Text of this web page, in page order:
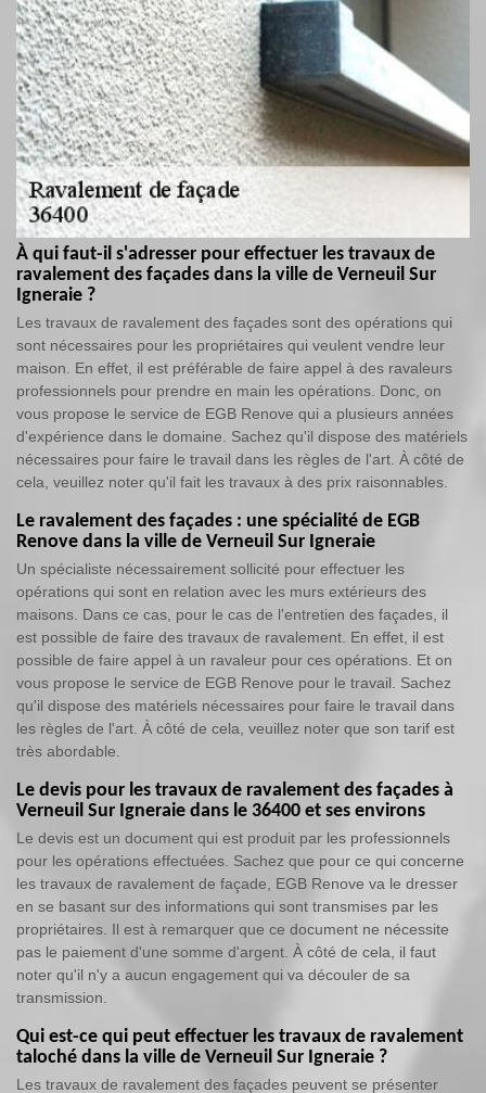
À qui faut-il s'adresser pour effectuer les travaux de
ravalement des façades dans la ville de Verneuil Sur
Igneraie ?
Les travaux de ravalement des façades sont des opérations qui
sont nécessaires pour les propriétaires qui veulent vendre leur
maison. En effet, il est préférable de faire appel à des ravaleurs
professionnels pour prendre en main les opérations. Donc, on
vous propose le service de EGB Renove qui a plusieurs années
d'expérience dans le domaine. Sachez qu'il dispose des matériels
nécessaires pour faire le travail dans les règles de l'art. À côté de
cela, veuillez noter qu'il fait les travaux à des prix raisonnables.
Le ravalement des façades : une spécialité de EGB
Renove dans la ville de Verneuil Sur Igneraie
Un spécialiste nécessairement sollicité pour effectuer les
opérations qui sont en relation avec les murs extérieurs des
maisons. Dans ce cas, pour le cas de l'entretien des façades, il
est possible de faire des travaux de ravalement. En effet, il est
possible de faire appel à un ravaleur pour ces opérations. Et on
vous propose le service de EGB Renove pour le travail. Sachez
qu'il dispose des matériels nécessaires pour faire le travail dans
les règles de l'art. À côté de cela, veuillez noter que son tarif est
très abordable.
Le devis pour les travaux de ravalement des façades à
Verneuil Sur Igneraie dans le 36400 et ses environs
Le devis est un document qui est produit par les professionnels
pour les opérations effectuées. Sachez que pour ce qui concerne
les travaux de ravalement de façade, EGB Renove va le dresser
en se basant sur des informations qui sont transmises par les
propriétaires. Il est à remarquer que ce document ne nécessite
pas le paiement d'une somme d'argent. À côté de cela, il faut
noter qu'il n'y a aucun engagement qui va découler de sa
transmission.
Qui est-ce qui peut effectuer les travaux de ravalement
taloché dans la ville de Verneuil Sur Igneraie ?
Les travaux de ravalement des façades peuvent se présenter